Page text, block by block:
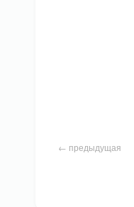
← предыдущая